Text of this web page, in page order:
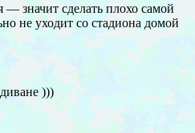
— значит сделать плохо самой
не уходит со стадиона домой
)))